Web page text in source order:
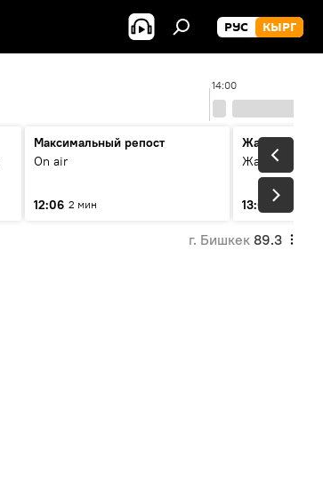
РУС КЫРГ
14:00
Максимальный репост
On air
12:06 2 мин
Жаңылыктар
13:01 3 мин
г. Бишкек 89.3